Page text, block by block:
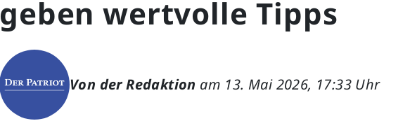
geben wertvolle Tipps
Von der Redaktion am 13. Mai 2026, 17:33 Uhr